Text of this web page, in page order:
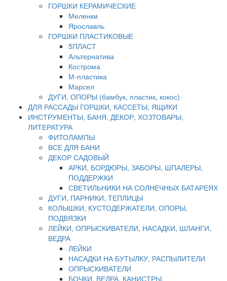
ГОРШКИ КЕРАМИЧЕСКИЕ
Меленки
Ярославль
ГОРШКИ ПЛАСТИКОВЫЕ
5ПЛАСТ
Альтернатива
Кострома
М-пластика
Марсел
ДУГИ, ОПОРЫ (бамбук, пластик, кокос)
ДЛЯ РАССАДЫ ГОРШКИ, КАССЕТЫ, ЯЩИКИ
ИНСТРУМЕНТЫ, БАНЯ, ДЕКОР, ХОЗТОВАРЫ,
ЛИТЕРАТУРА
ФИТОЛАМПЫ
ВСЕ ДЛЯ БАНИ
ДЕКОР САДОВЫЙ
АРКИ, БОРДЮРЫ, ЗАБОРЫ, ШПАЛЕРЫ,
ПОДДЕРЖКИ
СВЕТИЛЬНИКИ НА СОЛНЕЧНЫХ БАТАРЕЯХ
ДУГИ, ПАРНИКИ, ТЕПЛИЦЫ
КОЛЫШКИ, КУСТОДЕРЖАТЕЛИ, ОПОРЫ,
ПОДВЯЗКИ
ЛЕЙКИ, ОПРЫСКИВАТЕЛИ, НАСАДКИ, ШЛАНГИ,
ВЕДРА
ЛЕЙКИ
НАСАДКИ НА БУТЫЛКУ, РАСПЫЛИТЕЛИ
ОПРЫСКИВАТЕЛИ
БОЧКИ, ВЕДРА, КАНИСТРЫ,